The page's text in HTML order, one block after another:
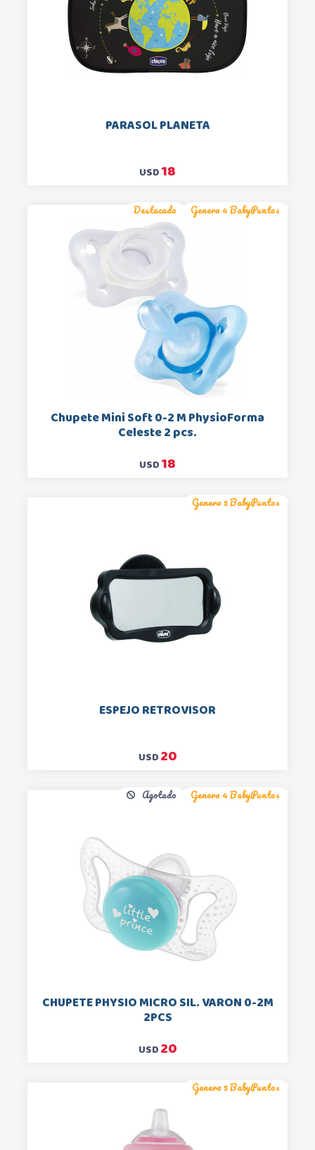
PARASOL PLANETA
USD18
Destacado Genera 4 BabyPuntos
Chupete Mini Soft 0-2 M PhysioForma
Celeste 2 pcs.
USD18
Genera 5 BabyPuntos
ESPEJO RETROVISOR
USD20
Agotado Genera 4 BabyPuntos
CHUPETE PHYSIO MICRO SIL. VARON 0-2M
2PCS
USD20
Genera 5 BabyPuntos